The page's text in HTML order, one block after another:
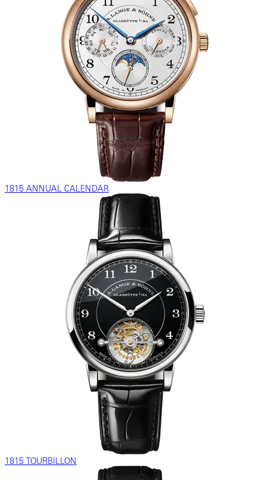
1815 ANNUAL CALENDAR
1815 TOURBILLON